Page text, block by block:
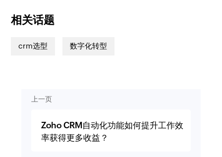
相关话题
crm选型 数字化转型
上一页
Zoho CRM自动化功能如何提升工作效
率获得更多收益？